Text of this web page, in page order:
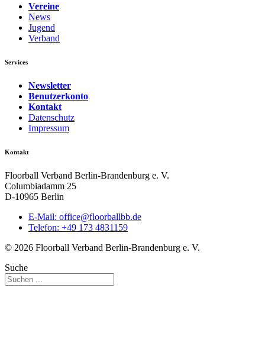
Vereine
News
Jugend
Verband
Services
Newsletter
Benutzerkonto
Kontakt
Datenschutz
Impressum
Kontakt
Floorball Verband Berlin-Brandenburg e. V.
Columbiadamm 25
D-10965 Berlin
E-Mail: ed.bbllabroolf@eciffo
Telefon: +49 173 4831159
© 2026 Floorball Verband Berlin-Brandenburg e. V.
Suche